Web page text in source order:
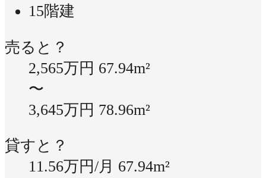
15階建
売ると？
2,565万円 67.94m²
〜
3,645万円 78.96m²
貸すと？
11.56万円/月 67.94m²